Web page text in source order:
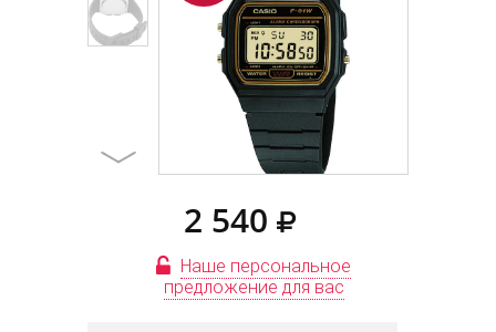
2 540
Наше персональное
предложение для вас